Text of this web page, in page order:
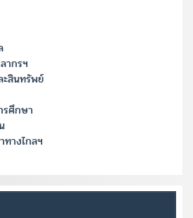
ากรฯ
ะสินทรัพย์
รศึกษา
างไกลฯ